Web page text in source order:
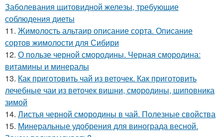
Заболевания щитовидной железы, требующие
соблюдения диеты
11. Жимолость альтаир описание сорта. Описание
сортов жимолости для Сибири
12. О пользе черной смородины. Черная смородина:
витамины и минералы
13. Как приготовить чай из веточек. Как приготовить
лечебные чаи из веточек вишни, смородины, шиповника
зимой
14. Листья черной смородины в чай. Полезные свойства
15. Минеральные удобрения для винограда весной.